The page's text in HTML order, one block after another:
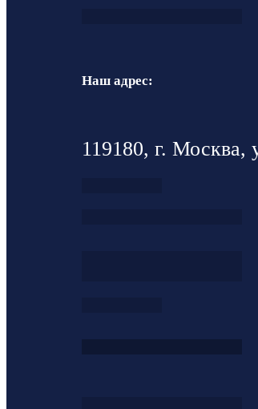
Наш адрес:
119180, г. Москва,